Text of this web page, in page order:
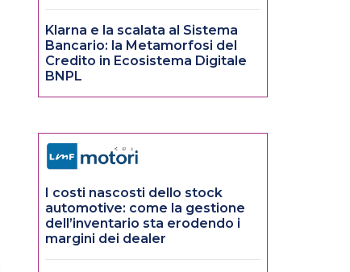
Klarna e la scalata al Sistema
Bancario: la Metamorfosi del
Credito in Ecosistema Digitale
BNPL
I costi nascosti dello stock
automotive: come la gestione
dell’inventario sta erodendo i
margini dei dealer